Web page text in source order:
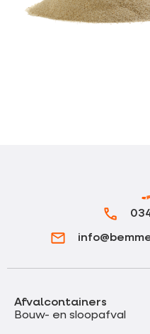
Afvalcontainers
Bouw- en sloopafval